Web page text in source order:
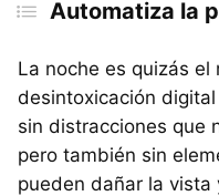
Automatiza la
La noche es quizás
desintoxicación
sin distracciones que
pero también sin
pueden dañar la